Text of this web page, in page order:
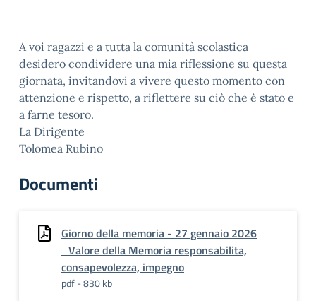
A voi ragazzi e a tutta la comunità scolastica
desidero condividere una mia riflessione su questa
giornata, invitandovi a vivere questo momento con
attenzione e rispetto, a riflettere su ciò che è stato e
a farne tesoro.
La Dirigente
Tolomea Rubino
Documenti
Giorno della memoria - 27 gennaio 2026
_Valore della Memoria responsabilita,
consapevolezza, impegno
pdf - 830 kb